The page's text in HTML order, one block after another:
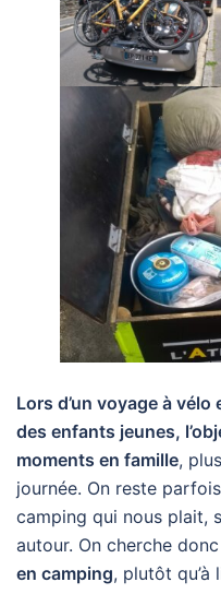
Lors d’un voyage à
des enfants jeunes,
moments en famille,
journée. On reste
camping qui nous plait,
autour. On cherche
en camping, plutôt